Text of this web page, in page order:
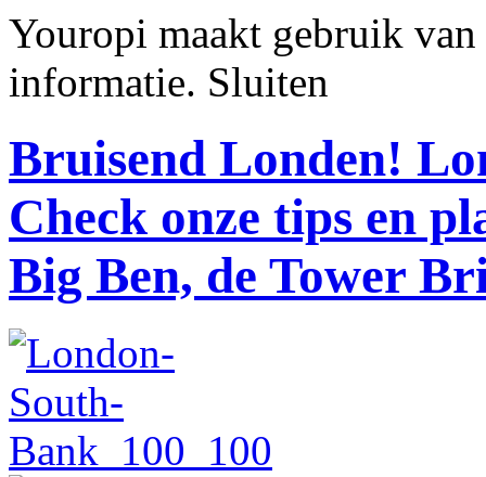
Youropi maakt gebruik
informatie. Sluiten
Bruisend Londen!
Check onze tips en
Big Ben, de Tower